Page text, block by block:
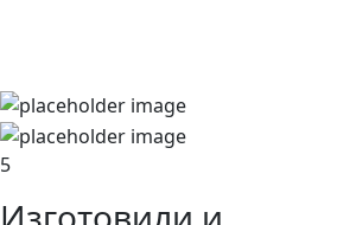
5